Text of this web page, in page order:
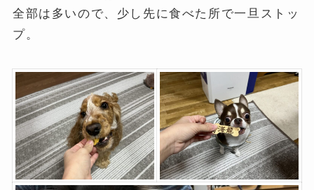
全部は多いので、少し先に食べた所で一旦ストッ
プ。